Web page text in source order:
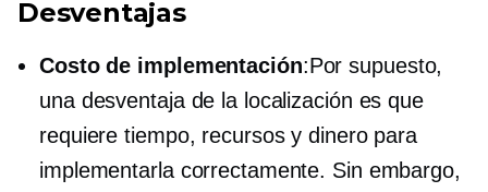
Desventajas
Costo de implementación:Por supuesto,
una desventaja de la localización es que
requiere tiempo, recursos y dinero para
implementarla correctamente. Sin embargo,